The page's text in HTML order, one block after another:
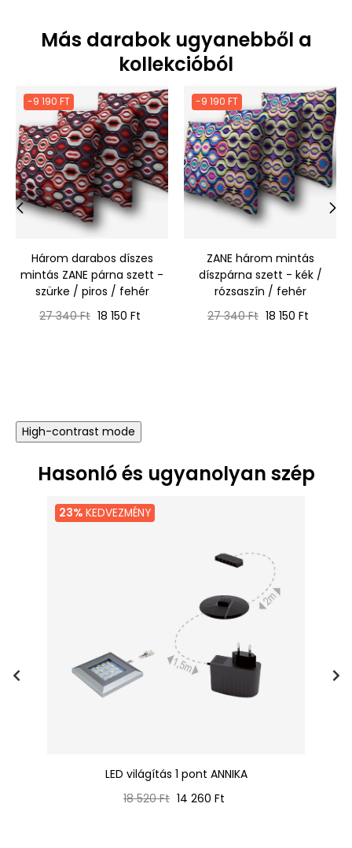
Más darabok ugyanebből a
kollekcióból
-9 190 FT
Három darabos díszes
mintás ZANE párna szett -
szürke / piros / fehér
Normál
27 340 Ft Ár
18 150 Ft
-9 190 FT
ZANE három mintás
díszpárna szett - kék /
rózsaszín / fehér
Normál
27 340 Ft Ár
18 150 Ft
High-contrast mode
Hasonló és ugyanolyan szép
23% KEDVEZMÉNY
LED világítás 1 pont ANNIKA
Normál
18 520 Ft Ár
14 260 Ft